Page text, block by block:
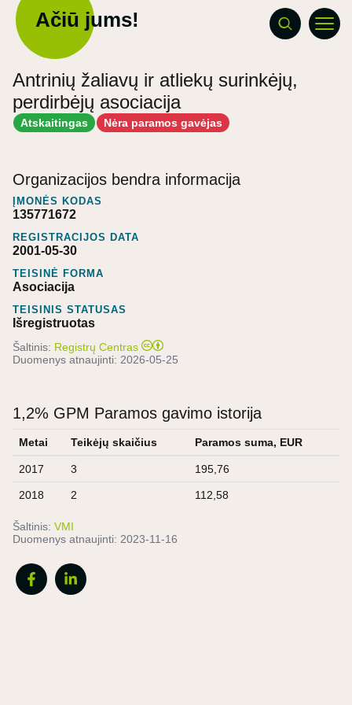
Ačiū jums!
Antrinių žaliavų ir atliekų surinkėjų,
perdirbėjų asociacija
Atskaitingas Nėra paramos gavėjas
Organizacijos bendra informacija
ĮMONĖS KODAS
135771672
REGISTRACIJOS DATA
2001-05-30
TEISINĖ FORMA
Asociacija
TEISINIS STATUSAS
Išregistruotas
Šaltinis: Registrų Centras
Duomenys atnaujinti: 2026-05-25
1,2% GPM Paramos gavimo istorija
Metai Teikėjų skaičius Paramos suma, EUR
2017 3 195,76
2018 2 112,58
Šaltinis: VMI
Duomenys atnaujinti: 2023-11-16